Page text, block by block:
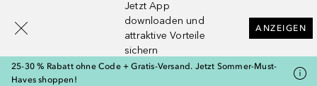
Jetzt App
downloaden und
attraktive Vorteile
sichern
ANZEIGEN
25-30 % Rabatt ohne Code + Gratis-Versand. Jetzt Sommer-Must-
Haves shoppen!
[navigation.slideout.screenreader]